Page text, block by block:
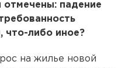
падение
что-либо иное?
на жилье новой